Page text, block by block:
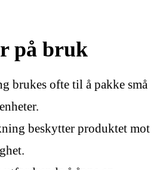
på bruk
brukes ofte til å pakke små
beskytter produktet mot